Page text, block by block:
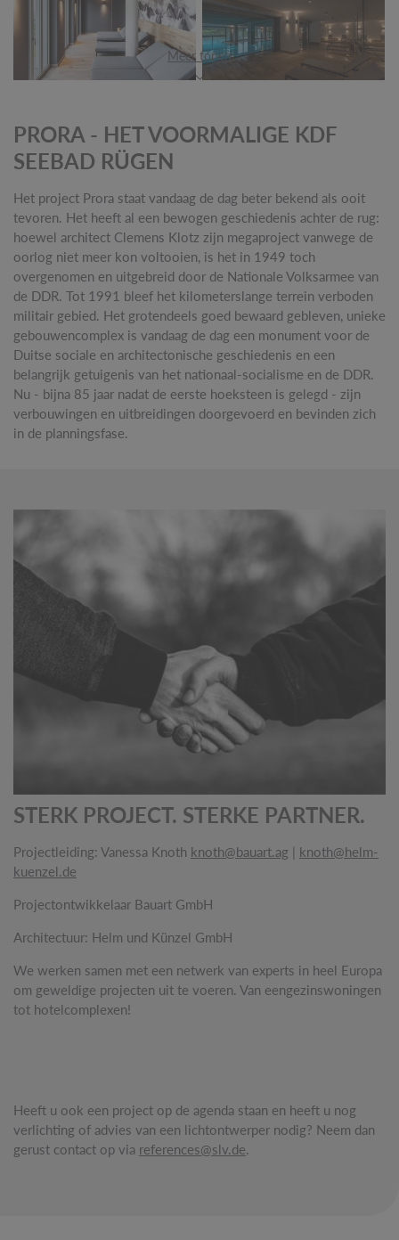
Meer tonen
PRORA - HET VOORMALIGE KDF
SEEBAD RÜGEN
Het project Prora staat vandaag de dag beter bekend als ooit
tevoren. Het heeft al een bewogen geschiedenis achter de rug:
hoewel architect Clemens Klotz zijn megaproject vanwege de
oorlog niet meer kon voltooien, is het in 1949 toch
overgenomen en uitgebreid door de Nationale Volksarmee van
de DDR. Tot 1991 bleef het kilometerslange terrein verboden
militair gebied. Het grotendeels goed bewaard gebleven, unieke
gebouwencomplex is vandaag de dag een monument voor de
Duitse sociale en architectonische geschiedenis en een
belangrijk getuigenis van het nationaal-socialisme en de DDR.
Nu - bijna 85 jaar nadat de eerste hoeksteen is gelegd - zijn
verbouwingen en uitbreidingen doorgevoerd en bevinden zich
in de planningsfase.
STERK PROJECT. STERKE PARTNER.
Projectleiding: Vanessa Knoth knoth@bauart.ag | knoth@helm-
kuenzel.de
Projectontwikkelaar Bauart GmbH
Architectuur: Helm und Künzel GmbH
We werken samen met een netwerk van experts in heel Europa
om geweldige projecten uit te voeren. Van eengezinswoningen
tot hotelcomplexen!
Heeft u ook een project op de agenda staan en heeft u nog
verlichting of advies van een lichtontwerper nodig? Neem dan
gerust contact op via references@slv.de.